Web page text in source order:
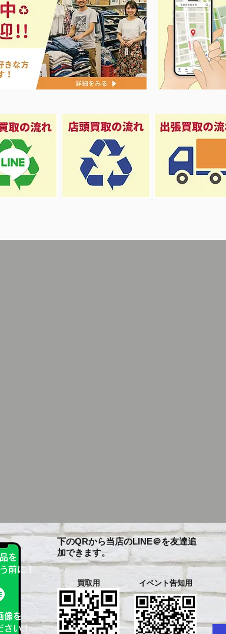
ら3日間の大セール‼️
を
前に！
像を
さい！
下のQRから当店のLINE＠を友達追
加できます。
買取用 イベント告知用